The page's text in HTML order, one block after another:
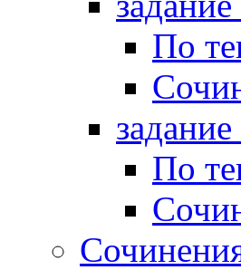
По
По